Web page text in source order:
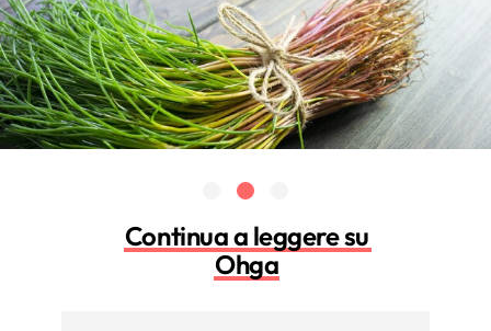
Continua a leggere su
Ohga